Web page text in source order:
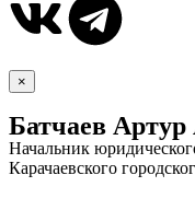
×
Батчаев Артур
Начальник
Карачаевского